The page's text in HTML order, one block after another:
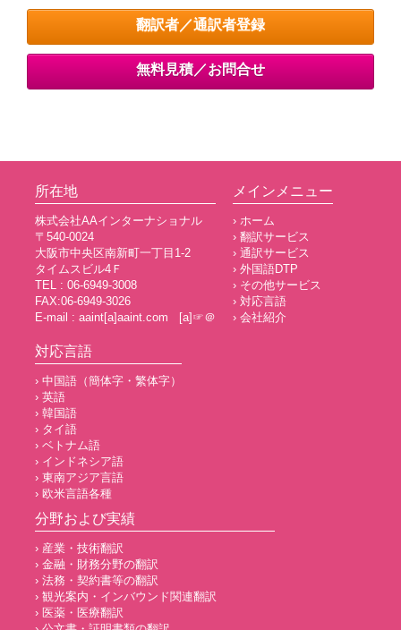
翻訳者／通訳者登録
無料見積／お問合せ
所在地
株式会社AAインターナショナル
〒540-0024
大阪市中央区南新町一丁目1-2
タイムスビル4Ｆ
TEL : 06-6949-3008
FAX:06-6949-3026
E-mail : aaint[a]aaint.com [a]☞＠
メインメニュー
› ホーム
› 翻訳サービス
› 通訳サービス
› 外国語DTP
› その他サービス
› 対応言語
› 会社紹介
対応言語
› 中国語（簡体字・繁体字）
› 英語
› 韓国語
› タイ語
› ベトナム語
› インドネシア語
› 東南アジア言語
› 欧米言語各種
分野および実績
› 産業・技術翻訳
› 金融・財務分野の翻訳
› 法務・契約書等の翻訳
› 観光案内・インバウンド関連翻訳
› 医薬・医療翻訳